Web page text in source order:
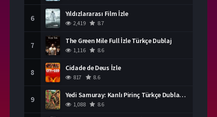
6 Yıldızlararası Film İzle
2,419 8.7
7 The Green Mile Full İzle Türkçe Dublaj
1,116 8.6
8 Cidade de Deus İzle
817 8.6
9 Yedi Samuray: Kanlı Pirinç Türkçe Dublaj İzle
1,088 8.6